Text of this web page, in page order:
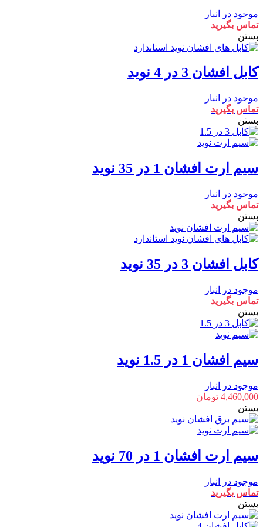
موجود در انبار
تماس بگیرید
بستن
کابل افشان 3 در 4 نوید
موجود در انبار
تماس بگیرید
بستن
سیم ارت افشان 1 در 35 نوید
موجود در انبار
تماس بگیرید
بستن
کابل افشان 3 در 35 نوید
موجود در انبار
تماس بگیرید
بستن
سیم افشان 1 در 1.5 نوید
موجود در انبار
4,460,000 تومان
بستن
سیم ارت افشان 1 در 70 نوید
موجود در انبار
تماس بگیرید
بستن